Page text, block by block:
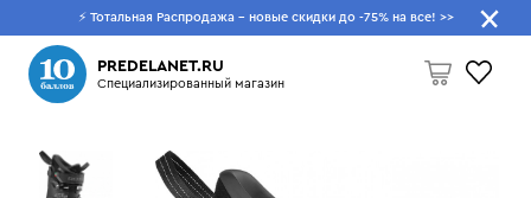
⚡ Тотальная Распродажа - новые скидки до -75% на все! >>
PREDELANET.RU
Специализированный магазин
Пусто
Что будем искать?